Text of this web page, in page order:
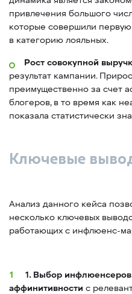
привлечения большого
которые совершили
в категорию лояльных.
Рост совокупной
результат кампании.
преимущественно за счет
блогеров, в то время как
показала статистически
Ключевые
Анализ данного кейса
несколько ключевых
работающих с инфлюенс-
1. Выбор
аффинитивности с